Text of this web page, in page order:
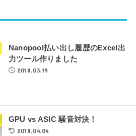
Nanopool払い出し履歴のExcel出
力ツール作りました
2018.03.19
GPU vs ASIC 騒音対決！
2018.04.04